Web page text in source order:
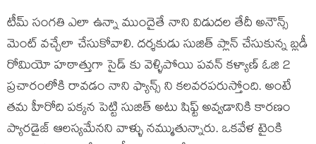
టీమ్ సంగతి ఎలా ఉన్నా ముందైతే నాని విడుదల తేదీ అనౌన్స్
మెంట్ వచ్చేలా చేసుకోవాలి. దర్శకుడు సుజిత్ ప్లాన్ చేసుకున్న బ్లడీ
రోమియో హఠాత్తుగా సైడ్ కు వెళ్ళిపోయి పవన్ కళ్యాణ్ ఓజి 2
ప్రచారంలోకి రావడం నాని ఫ్యాన్స్ ని కలవరపరుస్తోంది. అంటే
తమ హీరోది పక్కన పెట్టి సుజిత్ అటు షిఫ్ట్ అవ్వడానికి కారణం
ప్యారడైజ్ ఆలస్యమేనని వాళ్ళు నమ్ముతున్నారు. ఒకవేళ టైంకి